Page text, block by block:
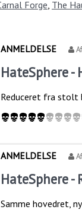
Forge, The
ANMELDELSE
HateSphere -
Reduceret fra stolt
ANMELDELSE
HateSphere -
Samme hovedret,